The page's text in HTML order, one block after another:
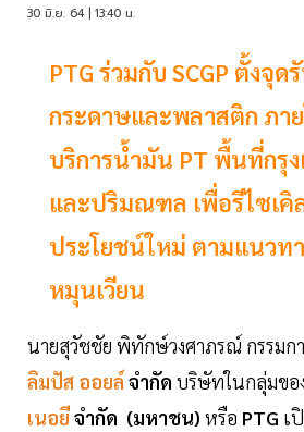
30 มิ.ย. 64 | 13:40 น.
PTG ร่วมกับ SCGP ตั้งจุด
กระดาษและพลาสติก ภา
บริการน้ำมัน PT พื้นที่กรุ
และปริมณฑล เพื่อรีไซเคิ
ประโยชน์ใหม่ ตามแนวท
หมุนเวียน
นายสุวัชชัย พิทักษ์วงศาภรณ์ กรรมก
ลิมปัส ออยล์ จำกัด บริษัทในกลุ่มขอ
เนอยีจำกัด (มหาชน) หรือ PTG เ